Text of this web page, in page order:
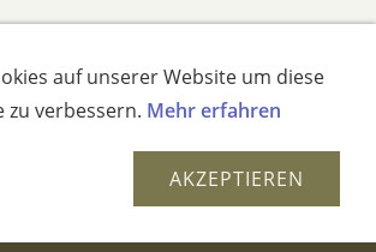
IN DEN WARENKORB
AUF DEN MERKZETTEL
weiterempfehlen
auf unserer Website um diese
zu verbessern. Mehr erfahren
AKZEPTIEREN